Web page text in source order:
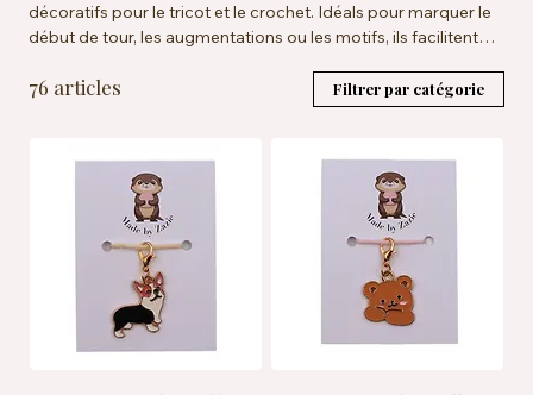
décoratifs pour le tricot et le crochet. Idéals pour marquer le
début de tour, les augmentations ou les motifs, ils facilitent
76 articles Filtrer par catégorie